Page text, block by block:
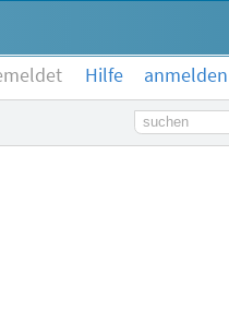
Hilfe anmelden
Suchbegriff